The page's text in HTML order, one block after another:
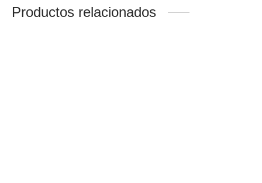
Productos relacionados